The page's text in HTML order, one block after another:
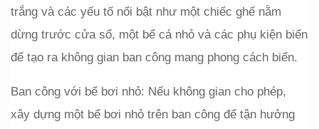
trắng và các yếu tố nổi bật như một chiếc ghế nằm
dừng trước cửa sổ, một bể cá nhỏ và các phụ kiện biển
để tạo ra không gian ban công mang phong cách biển.
Ban công với bể bơi nhỏ: Nếu không gian cho phép,
xây dựng một bể bơi nhỏ trên ban công để tận hưởng